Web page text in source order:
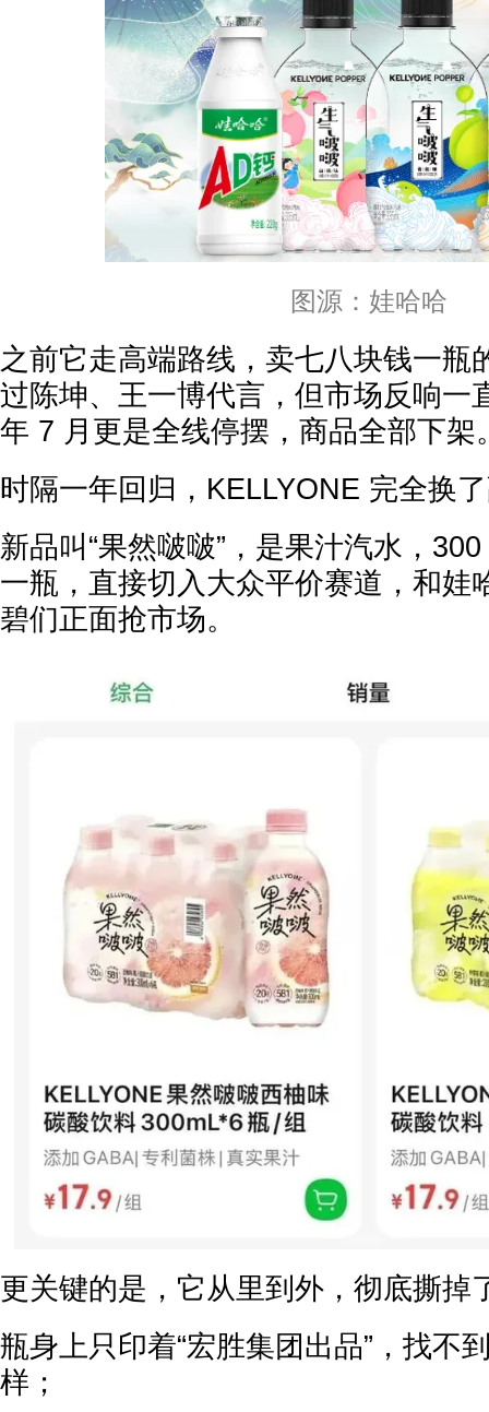
图源：娃哈哈
之前它走高端路线，卖七八块钱一瓶
过陈坤、王一博代言，但市场反响一
年 7 月更是全线停摆，商品全部下架
时隔一年回归，KELLYONE 完全换
新品叫“果然啵啵”，是果汁汽水，
一瓶，直接切入大众平价赛道，和娃
碧们正面抢市场。
更关键的是，它从里到外，彻底撕掉
瓶身上只印着“宏胜集团出品”，找不
样；